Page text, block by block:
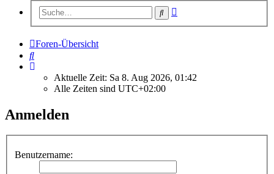
Suche
Foren-Übersicht
Suche
Aktuelle Zeit: Sa 8. Aug 2026, 01:42
Alle Zeiten sind UTC+02:00
Anmelden
Benutzername: